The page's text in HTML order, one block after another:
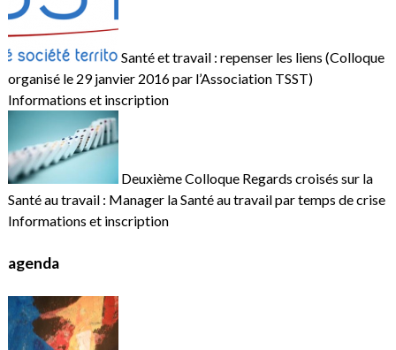
Santé et travail : repenser les liens (Colloque
organisé le 29 janvier 2016 par l’Association TSST)
Informations et inscription
Deuxième Colloque Regards croisés sur la
Santé au travail : Manager la Santé au travail par temps de crise
Informations et inscription
agenda